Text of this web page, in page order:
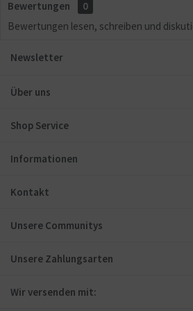
Bewertungen
0
Bewertungen lesen, schreiben und
Newsletter
Über uns
Shop Service
Informationen
Kontakt
Unsere Communitys
Unsere Zahlungsarten
Wir versenden mit: